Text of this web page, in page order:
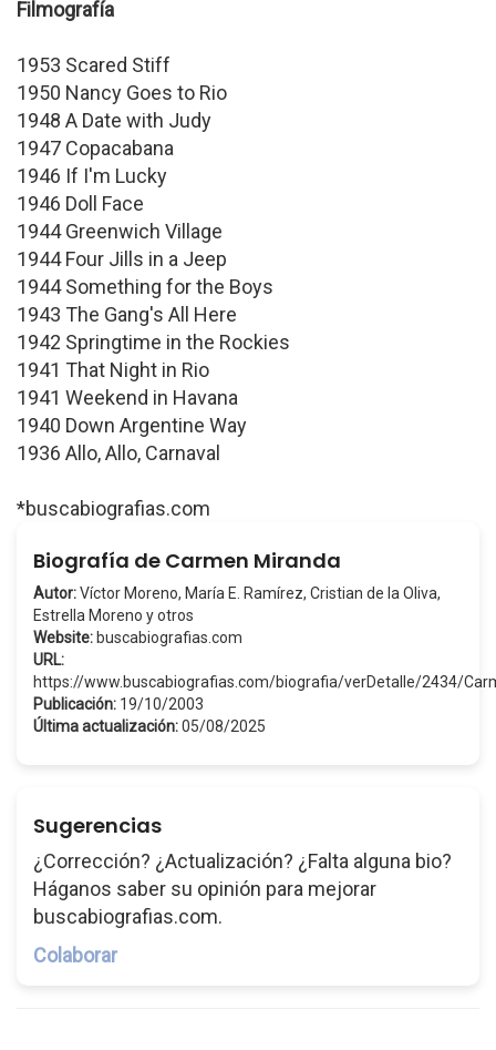
Filmografía
1953 Scared Stiff
1950 Nancy Goes to Rio
1948 A Date with Judy
1947 Copacabana
1946 If I'm Lucky
1946 Doll Face
1944 Greenwich Village
1944 Four Jills in a Jeep
1944 Something for the Boys
1943 The Gang's All Here
1942 Springtime in the Rockies
1941 That Night in Rio
1941 Weekend in Havana
1940 Down Argentine Way
1936 Allo, Allo, Carnaval
*buscabiografias.com
Biografía de Carmen Miranda
Autor:Víctor Moreno, María E. Ramírez, Cristian de la Oliva,
Estrella Moreno y otros
Website: buscabiografias.com
URL:
https://www.buscabiografias.com/biografia/verDetalle/2434/
Publicación: 19/10/2003
Última actualización:05/08/2025
Sugerencias
¿Corrección? ¿Actualización? ¿Falta alguna bio?
Háganos saber su opinión para mejorar
buscabiografias.com.
Colaborar